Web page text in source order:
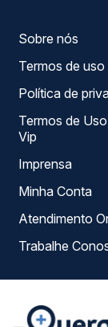
Sobre nós
Termos de uso
Política de
Termos de Uso Louge
Vip
Imprensa
Minha Conta
Trabalhe